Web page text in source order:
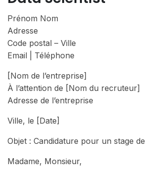
Prénom Nom
Adresse
Code postal – Ville
Email | Téléphone
[Nom de l’entreprise]
À l’attention de [Nom du recruteur]
Adresse de l’entreprise
Ville, le [Date]
Objet : Candidature pour un stage
Madame, Monsieur,